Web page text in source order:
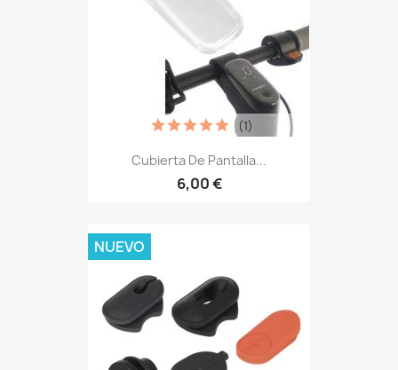
Cubierta De Pantalla...
6,00 €
(1)
NUEVO